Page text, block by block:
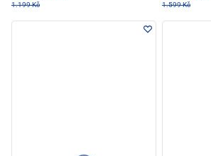
1.199 Kč
1.599 Kč